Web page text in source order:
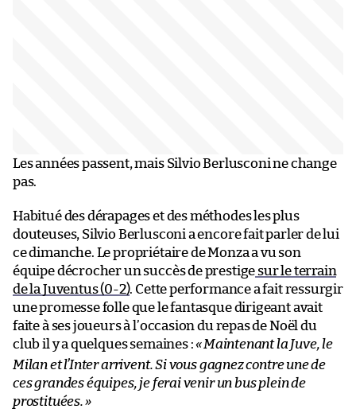
Les années passent, mais Silvio Berlusconi ne change
pas.
Habitué des dérapages et des méthodes les plus
douteuses, Silvio Berlusconi a encore fait parler de lui
ce dimanche. Le propriétaire de Monza a vu son
équipe décrocher un succès de prestige sur le terrain
de la Juventus (0-2). Cette performance a fait ressurgir
une promesse folle que le fantasque dirigeant avait
faite à ses joueurs à l’occasion du repas de Noël du
club il y a quelques semaines :«Maintenant la Juve, le
Milan et l’Inter arrivent. Si vous gagnez contre une de
ces grandes équipes, je ferai venir un bus plein de
prostituées.»